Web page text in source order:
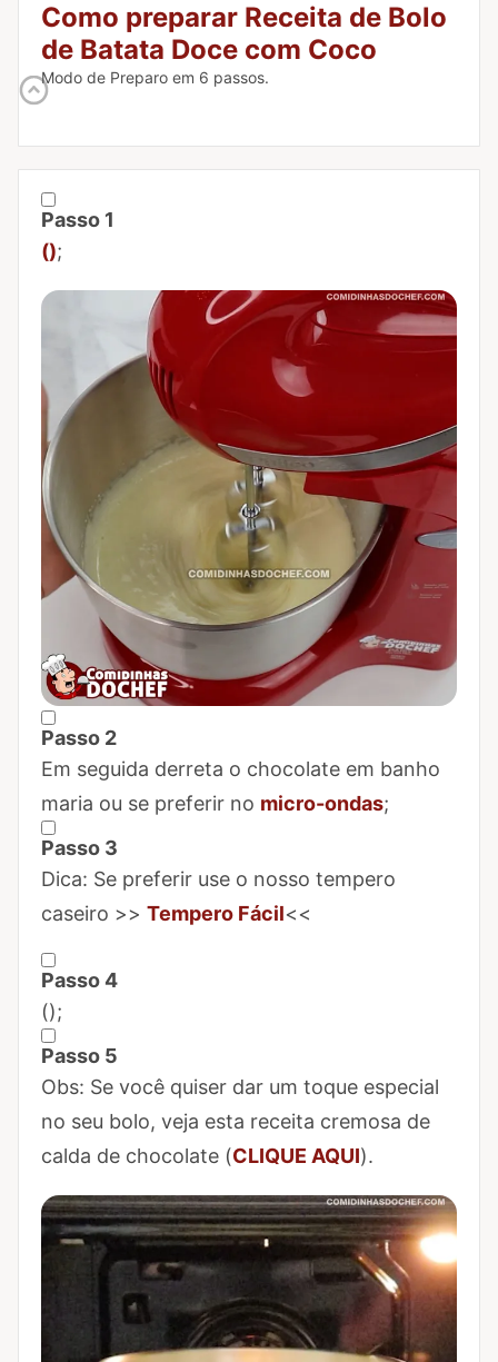
Como preparar Receita de Bolo
de Batata Doce com Coco
Modo de Preparo em 6 passos.
Passo 1
Marcar Passo 1 como concluído
();
Passo 2
Marcar Passo 2 como concluído
Em seguida derreta o chocolate em banho
maria ou se preferir no micro-ondas;
Passo 3
Marcar Passo 3 como concluído
Dica: Se preferir use o nosso tempero
caseiro >> Tempero Fácil<<
Passo 4
Marcar Passo 4 como concluído
();
Passo 5
Marcar Passo 5 como concluído
Obs: Se você quiser dar um toque especial
no seu bolo, veja esta receita cremosa de
calda de chocolate (CLIQUE AQUI).